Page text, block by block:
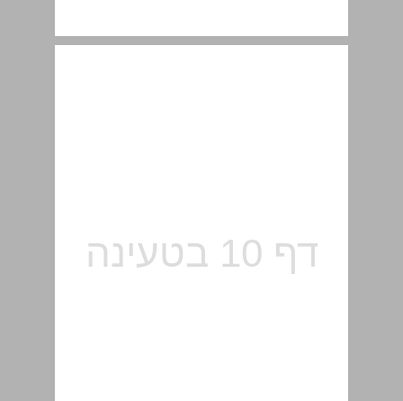
תוכן הכתבות והמדורים והמלצות לדרכי הוראה-למידה ... 10